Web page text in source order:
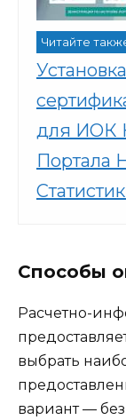
Читайте
для ИОК
Портала
Способы
Расчетно-
выбрать
вариант —